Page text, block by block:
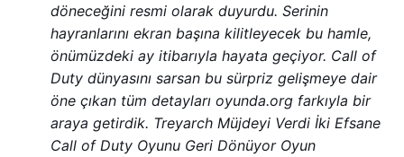
döneceğini resmi olarak duyurdu. Serinin
hayranlarını ekran başına kilitleyecek bu hamle,
önümüzdeki ay itibarıyla hayata geçiyor. Call of
Duty dünyasını sarsan bu sürpriz gelişmeye dair
öne çıkan tüm detayları oyunda.org farkıyla bir
araya getirdik. Treyarch Müjdeyi Verdi İki Efsane
Call of Duty Oyunu Geri Dönüyor Oyun